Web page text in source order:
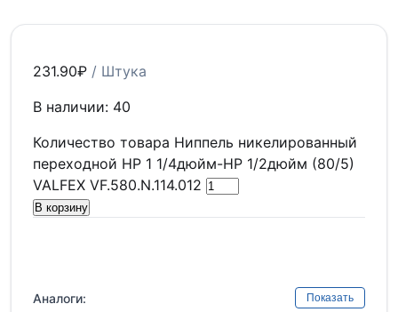
231.90₽ / Штука
В наличии: 40
Количество товара Ниппель никелированный
переходной НР 1 1/4дюйм-НР 1/2дюйм (80/5)
VALFEX VF.580.N.114.012
В корзину
Аналоги: Показать